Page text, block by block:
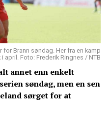
for Brann søndag. Her fra en kamp
april. Foto: Frederik Ringnes / NTB
annet enn enkelt
søndag, men en sen
sørget for at